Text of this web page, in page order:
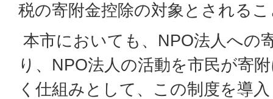
税の寄附金控除の対象とされる
本市においても、NPO法人への
り、NPO法人の活動を市民が寄
く仕組みとして、この制度を導